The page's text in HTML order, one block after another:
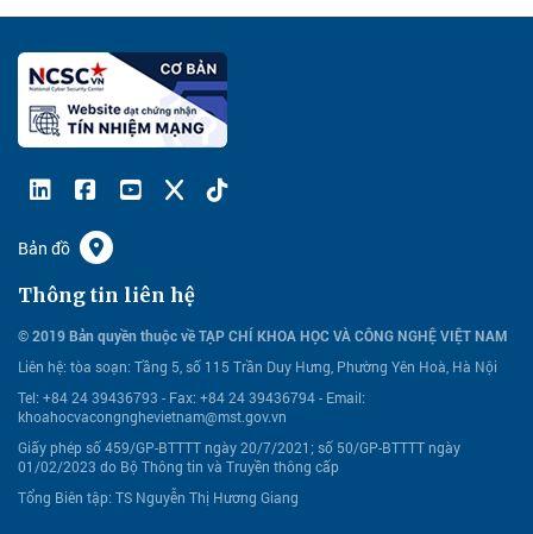
Bản đồ
Thông tin liên hệ
© 2019 Bản quyền thuộc về TẠP CHÍ KHOA HỌC VÀ CÔNG NGHỆ VIỆT NAM
Liên hệ: tòa soạn: Tầng 5, số 115 Trần Duy Hưng, Phường Yên Hoà, Hà Nội
Tel: +84 24 39436793 - Fax: +84 24 39436794 - Email:
khoahocvacongnghevietnam@mst.gov.vn
Giấy phép số 459/GP-BTTTT ngày 20/7/2021; số 50/GP-BTTTT ngày
01/02/2023 do Bộ Thông tin và Truyền thông cấp
Tổng Biên tập: TS Nguyễn Thị Hương Giang